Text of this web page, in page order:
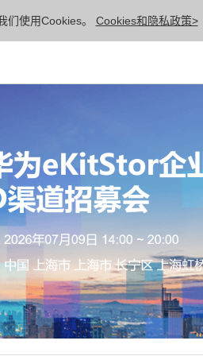
们使用Cookies。 Cookies和隐私政策>